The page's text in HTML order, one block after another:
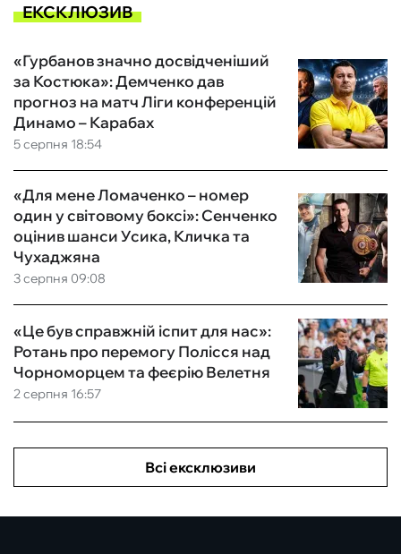
ЕКСКЛЮЗИВ
5 серпня 18:54
«Гурбанов значно досвідченіший
за Костюка»: Демченко дав
прогноз на матч Ліги конференцій
Динамо – Карабах
3 серпня 09:08
«Для мене Ломаченко – номер
один у світовому боксі»: Сенченко
оцінив шанси Усика, Кличка та
Чухаджяна
2 серпня 16:57
«Це був справжній іспит для нас»:
Ротань про перемогу Полісся над
Чорноморцем та феєрію Велетня
Всі ексклюзиви